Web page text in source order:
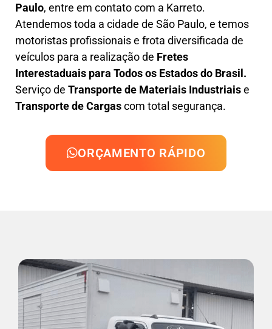
Paulo, entre em contato com a Karreto.
Atendemos toda a cidade de São Paulo, e temos
motoristas profissionais e frota diversificada de
veículos para a realização de Fretes
Interestaduais para Todos os Estados do Brasil.
Serviço de Transporte de Materiais Industriaise
Transporte de Cargascom total segurança.
ORÇAMENTO RÁPIDO